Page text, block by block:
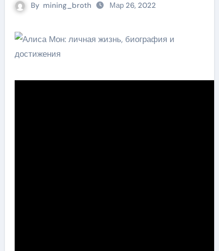
By mining_broth Мар 26, 2022